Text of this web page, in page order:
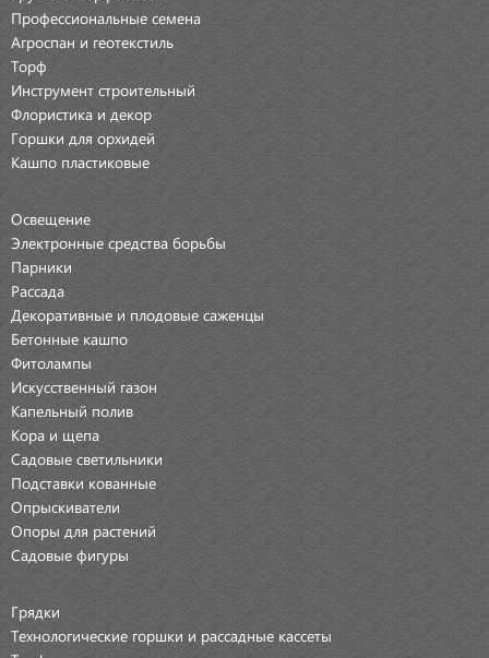
Профессиональные семена
Агроспан и геотекстиль
Торф
Инструмент строительный
Флористика и декор
Горшки для орхидей
Кашпо пластиковые
Освещение
Электронные средства борьбы
Парники
Рассада
Декоративные и плодовые саженцы
Бетонные кашпо
Фитолампы
Искусственный газон
Капельный полив
Кора и щепа
Садовые светильники
Подставки кованные
Опрыскиватели
Опоры для растений
Садовые фигуры
Грядки
Технологические горшки и рассадные кассеты